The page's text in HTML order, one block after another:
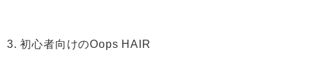
3. 初心者向けのOops HAIR